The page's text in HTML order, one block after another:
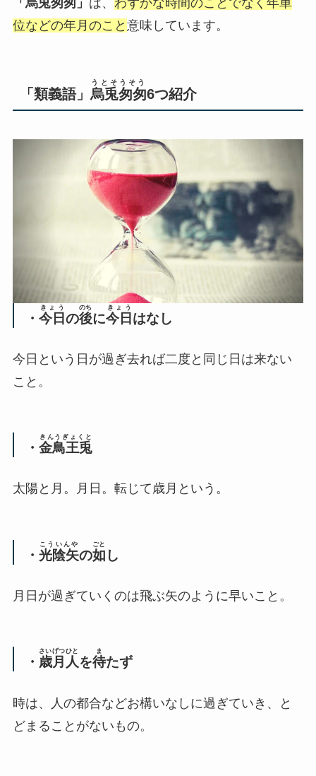
「烏兎匆匆」 は、 わずかな時間のことでなく年単
位などの年月のこと 意味しています。
「類義語」 烏兎匆匆
うとそうそう
6つ紹介
・ 今日
きょう
の後
のち
に今日
きょう
はなし
今日という日が過ぎ去れば二度と同じ日は来ない
こと。
・ 金鳥王兎
きんうぎょくと
太陽と月。月日。転じて歳月という。
・ 光陰矢
こういんや
の如
ごと
し
月日が過ぎていくのは飛ぶ矢のように早いこと。
・ 歳月
さいげつ
人
ひと
を待
ま
たず
時は、人の都合などお構いなしに過ぎていき、と
どまることがないもの。